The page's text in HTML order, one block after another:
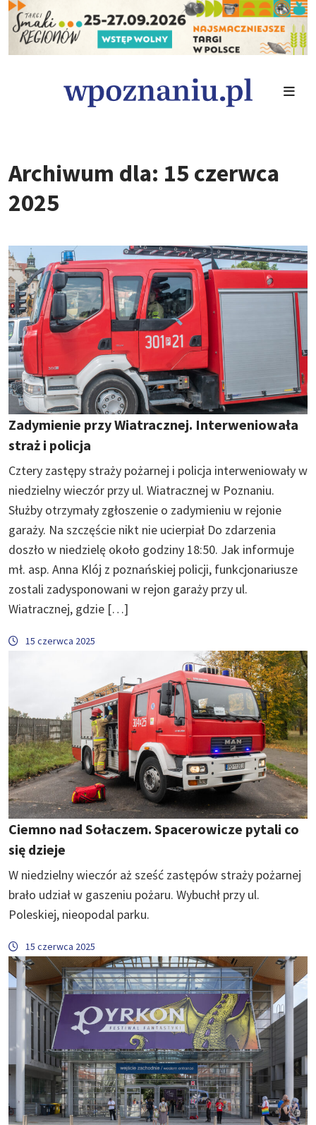
Archiwum dla: 15 czerwca
2025
Zadymienie przy Wiatracznej. Interweniowała
straż i policja
Cztery zastępy straży pożarnej i policja interweniowały w
niedzielny wieczór przy ul. Wiatracznej w Poznaniu.
Służby otrzymały zgłoszenie o zadymieniu w rejonie
garaży. Na szczęście nikt nie ucierpiał Do zdarzenia
doszło w niedzielę około godziny 18:50. Jak informuje
mł. asp. Anna Klój z poznańskiej policji, funkcjonariusze
zostali zadysponowani w rejon garaży przy ul.
Wiatracznej, gdzie […]
15 czerwca 2025
Ciemno nad Sołaczem. Spacerowicze pytali co
się dzieje
W niedzielny wieczór aż sześć zastępów straży pożarnej
brało udział w gaszeniu pożaru. Wybuchł przy ul.
Poleskiej, nieopodal parku.
15 czerwca 2025